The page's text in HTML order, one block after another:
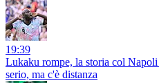
19:39
Lukaku rompe, la storia col
serio, ma c'è distanza